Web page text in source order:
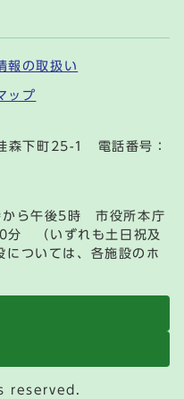
報の取扱い
ップ
下町25-1 電話番号：
から午後5時 市役所本庁
分 （いずれも土日祝及
については、各施設のホ
reserved.